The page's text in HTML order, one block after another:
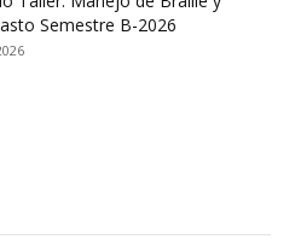
Semestre B-2026